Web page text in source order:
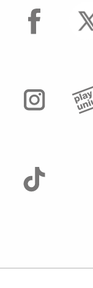
facebook